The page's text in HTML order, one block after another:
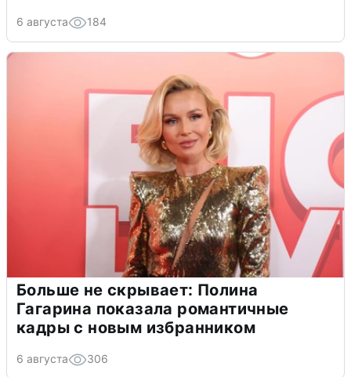
6 августа 184
Больше не скрывает: Полина
Гагарина показала романтичные
кадры с новым избранником
6 августа 306